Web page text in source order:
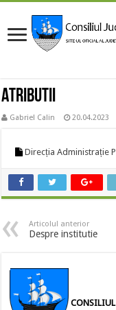
Atributii
Gabriel Calin 20.04.2023
Direcția Administrație
Articolul anterior
Despre institutie